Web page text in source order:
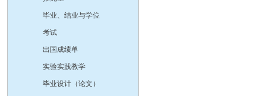
毕业、结业与学位
考试
出国成绩单
实验实践教学
毕业设计（论文）